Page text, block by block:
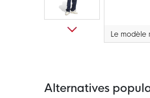
Le modèle
Galerie
d’images
Alternatives